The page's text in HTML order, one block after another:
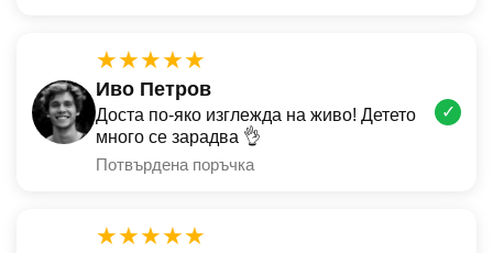
★★★★★
Иво Петров
Доста по-яко изглежда на живо! Детето
много се зарадва 👌
Потвърдена поръчка
✓
★★★★★